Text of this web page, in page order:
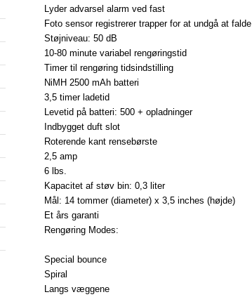
Lyder advarsel alarm ved fast
Foto sensor registrerer trapper for at undgå at falde
Støjniveau: 50 dB
10-80 minute variabel rengøringstid
Timer til rengøring tidsindstilling
NiMH 2500 mAh batteri
3,5 timer ladetid
Levetid på batteri: 500 + opladninger
Indbygget duft slot
Roterende kant rensebørste
2,5 amp
6 lbs.
Kapacitet af støv bin: 0,3 liter
Mål : 14 tommer (diameter) x 3,5 inches (højde)
Et års garanti
Rengøring Modes:
Special bounce
Spiral
Langs væggene